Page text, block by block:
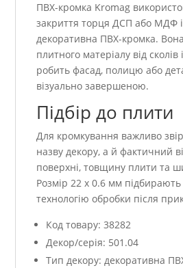
ПВХ-кромка Kromag
закриття торця ДСП або МДФ і
декоративна ПВХ-кромка.
плитного матеріалу від сколів
робить фасад, полицю або
візуально завершеною.
Підбір до плити
Для кромкування важливо
назву декору, а й фактичний
поверхні, товщину плити та
Розмір 22 x 0.6 мм підбирають
технологію обробки після
Код товару: 38282
Декор/серія: 501.04
Тип декору: декоративна